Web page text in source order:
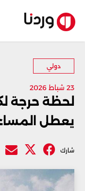
دولي
23 شباط 2026
لحظة حرجة
يعطل
شارك